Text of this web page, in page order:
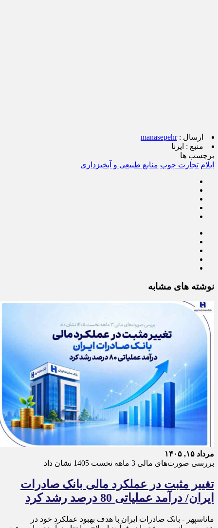
ارسال :manasepehr
منبع : ایرنا
برچسب ها
ایلام تجارت چوب منابع طبیعی و آبخیزداری
نوشته های مشابه
مرداد ۱۵, ۱۴۰۵
بررسی صورت‌های مالی 3 ماهه نخست 1405 نشان داد
تغییر مثبت در عملکرد مالی بانک صادرات
ایران/ درآمد عملیاتی 80 درصد رشد کرد
ماناسپهر - ​بانک صادرات ایران با هدف بهبود عملکرد خود در